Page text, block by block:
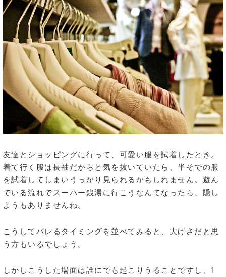
友達とショッピングに行って、可愛い服を試着したとき。
着て行く服は長袖だからと気を抜いていたら、半そでの服
を試着してしまいうっかり見られるかもしれません。遊ん
でいる流れでスーパー銭湯に行こうなんてなったら、隠し
ようもありませんね。
こうしてバレるタイミングを並べてみると、大げさだと思
う方もいるでしょう。
しかしこうした場面は誰にでも起こりうることですし、1